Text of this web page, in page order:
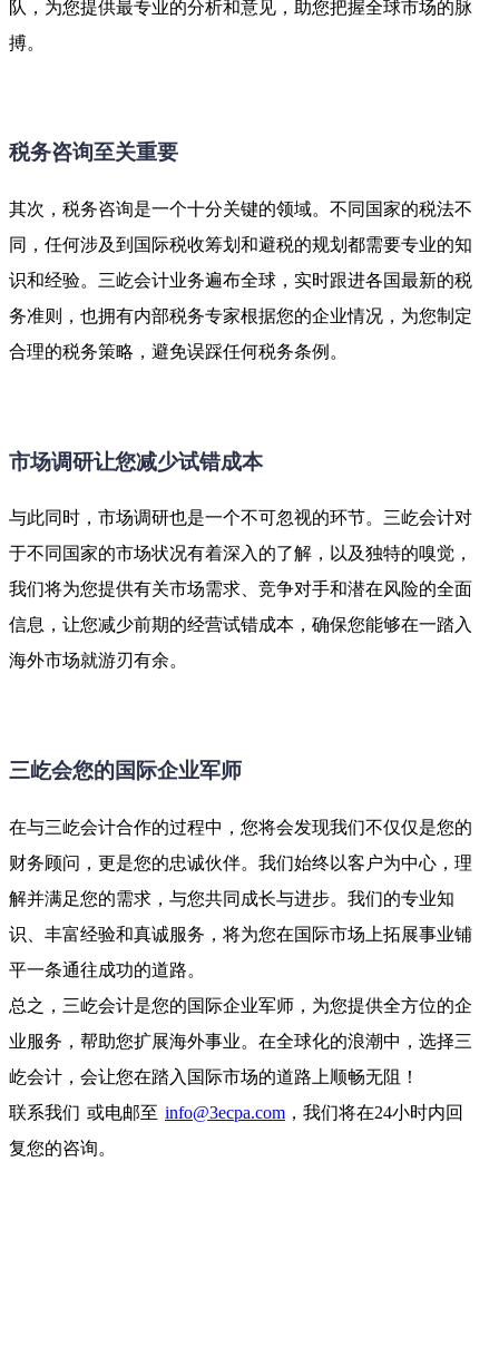
队，为您提供最专业的分析和意见，助您把握全球市场的脉
搏。
税务咨询至关重要
其次，税务咨询是一个十分关键的领域。不同国家的税法不
同，任何涉及到国际税收筹划和避税的规划都需要专业的知
识和经验。三屹会计业务遍布全球，实时跟进各国最新的税
务准则，也拥有内部税务专家根据您的企业情况，为您制定
合理的税务策略，避免误踩任何税务条例。
市场调研让您减少试错成本
与此同时，市场调研也是一个不可忽视的环节。三屹会计对
于不同国家的市场状况有着深入的了解，以及独特的嗅觉，
我们将为您提供有关市场需求、竞争对手和潜在风险的全面
信息，让您减少前期的经营试错成本，确保您能够在一踏入
海外市场就游刃有余。
三屹会您的国际企业军师
在与三屹会计合作的过程中，您将会发现我们不仅仅是您的
财务顾问，更是您的忠诚伙伴。我们始终以客户为中心，理
解并满足您的需求，与您共同成长与进步。我们的专业知
识、丰富经验和真诚服务，将为您在国际市场上拓展事业铺
平一条通往成功的道路。
总之，三屹会计是您的国际企业军师，为您提供全方位的企
业服务，帮助您扩展海外事业。在全球化的浪潮中，选择三
屹会计，会让您在踏入国际市场的道路上顺畅无阻！
联系我们 或电邮至 info@3ecpa.com ，我们将在24小时内回
复您的咨询。